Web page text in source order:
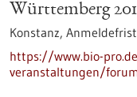
Württemberg
Konstanz,
https://www.bio-
veranstaltungen/